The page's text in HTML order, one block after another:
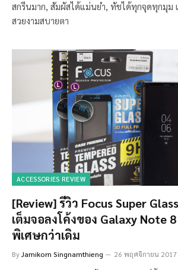
สกรีนมาก, สัมผัสได้แม่นยำ, ทัชได้ทุกจุดทุกมุม
สวยงามสบายตา
ACCESSORIES REVIEW
[Review] รีวิว Focus Super
เต็มจอลงโค้งของ Galaxy Note
พิเศษกว่าเดิม
ByJamikorn Singnamthieng 26 พฤศจิกายน 2017